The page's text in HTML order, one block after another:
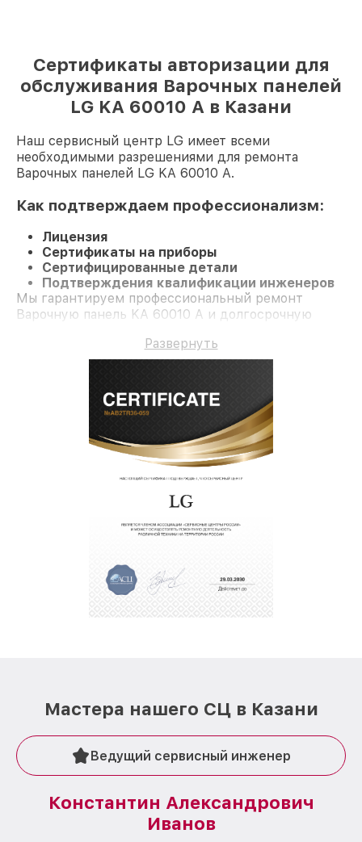
Сертификаты авторизации для
обслуживания Варочных панелей
LG KA 60010 A в Казани
Наш сервисный центр LG имеет всеми
необходимыми разрешениями для ремонта
Варочных панелей LG KA 60010 A.
Как подтверждаем профессионализм:
Лицензия
Сертификаты на приборы
Сертифицированные детали
Подтверждения квалификации инженеров
Мы гарантируем профессиональный ремонт
Варочную панель KA 60010 A и долгосрочную
Развернуть
Мастера нашего СЦ в Казани
Ведущий сервисный инженер
Константин Александрович
Иванов